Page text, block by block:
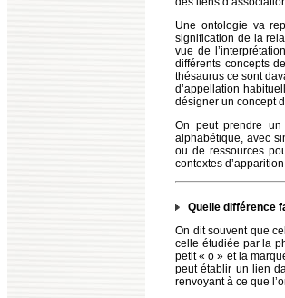
Une ontologie va
signification de la
vue de
différents concepts
thésaurus ce sont
d’appellation
désigner un concept
On peut prendre un
alphabétique, avec
ou de ressources
contextes
Quelle différence
On dit souvent que
celle étudiée par la
petit « o » et la
peut établir un lien
renvoyant à ce que